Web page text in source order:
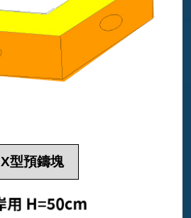
X型預鑄塊